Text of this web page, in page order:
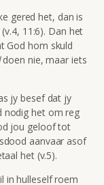
gered het, dan is
11:6). Dan het
God hom skuld
doen nie, maar iets
jy besef dat jy
nodig het om reg
jou geloof tot
aanvaar asof
het (v.5).
in hulleself roem